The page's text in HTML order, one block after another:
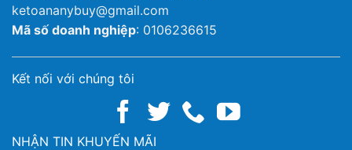
ketoananybuy@gmail.com
Mã số doanh nghiệp: 0106236615
Kết nối với chúng tôi
NHẬN TIN KHUYẾN MÃI